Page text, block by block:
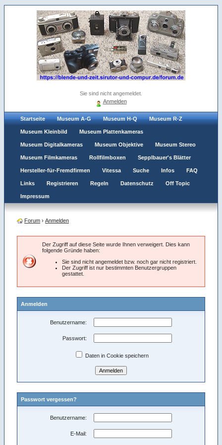
Sie sind nicht angemeldet.
Anmelden
Startseite Museum A-G Museum H-Q Museum R-Z
Museum Kleinbild Museum Plattenkameras
Museum Digitalkameras Museum Objektive Museum Stereo
Museum Filmkameras Rollfilmboxen Sepplbauer's Blätter
Hersteller-für-Fremdfirmen Vitessa Suche Infos FAQ
Links Registrieren Regeln Datenschutz Off Topic
Impressum
Forum › Anmelden
Der Zugriff auf diese Seite wurde Ihnen verweigert. Dies kann
folgende Gründe haben:
Sie sind nicht angemeldet bzw. noch gar nicht registriert.
Der Zugriff ist nur bestimmten Benutzergruppen
gestattet.
Anmelden
Benutzername:
Passwort:
Daten in Cookie speichern
Passwort vergessen?
Benutzername:
E-Mail: